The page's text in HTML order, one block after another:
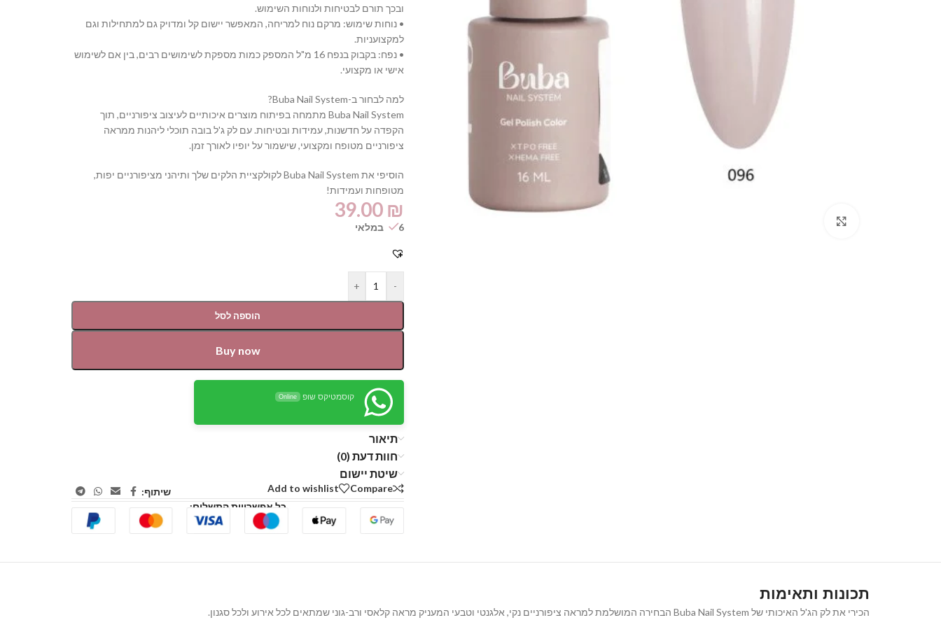
ובכך תורם לבטיחות ולנוחות השימוש.
• נוחות שימוש: מרקם נוח למריחה, המאפשר יישום קל ומדויק גם למתחילות וגם
למקצועניות.
• נפח: בקבוק בנפח 16 מ"ל המספק כמות מספקת לשימושים רבים, בין אם לשימוש
אישי או מקצועי.
למה לבחור ב-Buba Nail System?
Buba Nail System מתמחה בפיתוח מוצרים איכותיים לעיצוב ציפורניים, תוך
הקפדה על חדשנות, עמידות ובטיחות. עם לק ג'ל בובה תוכלי ליהנות ממראה
ציפורניים מטופח ומקצועי, שישמור על יופיו לאורך זמן.
הוסיפי את Buba Nail System לקולקציית הלקים שלך ותיהני מציפורניים יפות,
מטופחות ועמידות!
39.00 ₪
6 במלאי
-
+
הוספה לסל
Buy now
קוסמטיקס שופ Online
תיאור
חוות דעת (0)
שיטת יישום
Compare
Add to wishlist
שיתוף:
כל אפשרויות התשלום:
תכונות ותאימות
הכירי את לק הג'ל האיכותי של Buba Nail System הבחירה המושלמת למראה ציפורניים נקי, אלגנטי וטבעי המעניק מראה קלאסי ורב-גוני שמתאים לכל אירוע ולכל סגנון.